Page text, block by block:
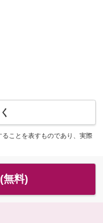
ことを表すものであり、実際
無料)